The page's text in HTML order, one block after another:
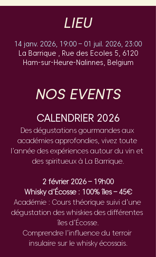
LIEU
14 janv. 2026, 19:00 – 01 juil. 2026, 23:00
La Barrique , Rue des Ecoles 5, 6120
Ham-sur-Heure-Nalinnes, Belgium
NOS EVENTS
CALENDRIER 2026
Des dégustations gourmandes aux
académies approfondies, vivez toute
l’année des expériences autour du vin et
des spiritueux à La Barrique.
2 février 2026 – 19h00
Whisky d’Écosse : 100% îles – 45€
Académie : Cours théorique suivi d’une
dégustation des whiskies des différentes
îles d’Écosse.
Comprendre l’influence du terroir
insulaire sur le whisky écossais.